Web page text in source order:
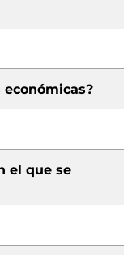
económicas?
el que se